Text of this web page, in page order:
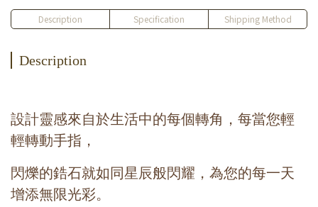
Description Specification Shipping Method
Description
設計靈感來自於生活中的每個轉角，每當您輕
輕轉動手指，
閃爍的鋯石就如同星辰般閃耀，為您的每一天
增添無限光彩。